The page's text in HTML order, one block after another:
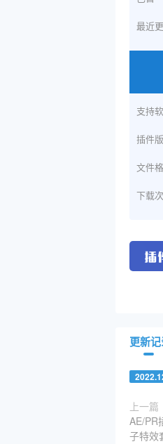
最近
支持
插件
文件
下载
更新
上一篇
AE/PR
子特效